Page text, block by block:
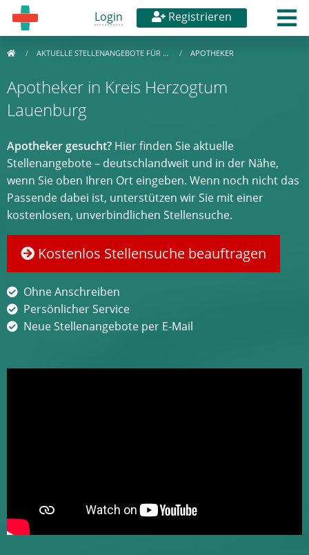
Login Registrieren
AKTUELLE STELLENANGEBOTE FÜR … APOTHEKER
Apotheker in Kreis Herzogtum
Lauenburg
Apotheker gesucht? Hier finden Sie aktuelle
Stellenangebote – deutschlandweit und in der Nähe,
wenn Sie oben Ihren Ort eingeben. Wenn noch nicht das
Passende dabei ist, unterstützen wir Sie mit einer
kostenlosen, unverbindlichen Stellensuche.
Kostenlos Stellensuche beauftragen
Ohne Anschreiben
Persönlicher Service
Neue Stellenangebote per E-Mail